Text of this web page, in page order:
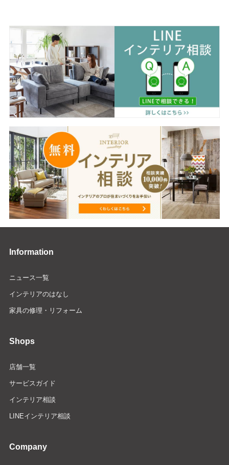
Information
ニュース一覧
インテリアのはなし
家具の修理・リフォーム
Shops
店舗一覧
サービスガイド
インテリア相談
LINEインテリア相談
Company